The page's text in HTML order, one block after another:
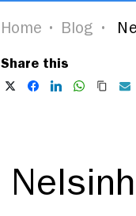
Home Blog
Share this